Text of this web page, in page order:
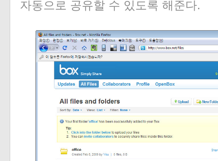
자동으로 공유할 수 있도록 해준다.